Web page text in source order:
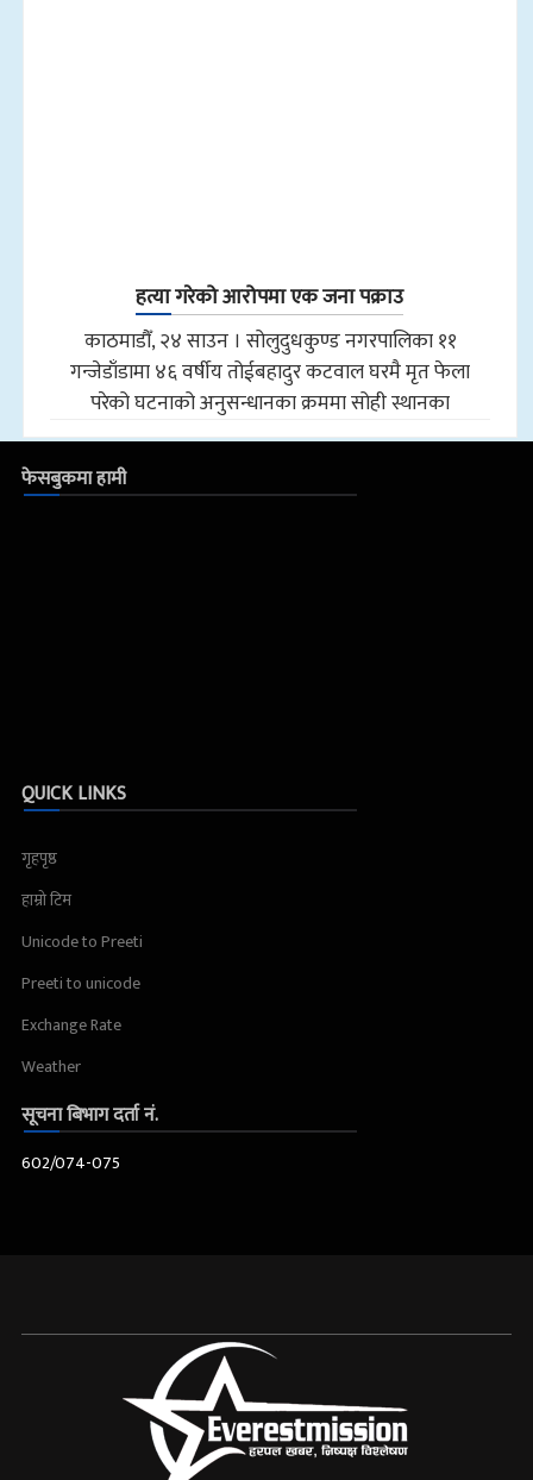
हत्या गरेको आरोपमा एक जना पक्राउ
काठमाडौँ, २४ साउन । सोलुदुधकुण्ड नगरपालिका ११
गन्जेडाँडामा ४६ वर्षीय तोईबहादुर कटवाल घरमै मृत फेला
परेको घटनाको अनुसन्धानका क्रममा सोही स्थानका
फेसबुकमा हामी
QUICK LINKS
गृहपृष्ठ
हाम्रो टिम
Unicode to Preeti
Preeti to unicode
Exchange Rate
Weather
सूचना बिभाग दर्ता नं.
602/074-075